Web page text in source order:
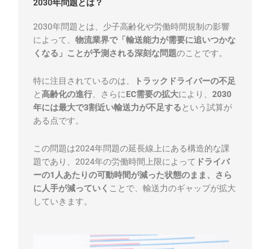
2030年問題とは？
2030年問題とは、少子高齢化や労働時間規制の影響
によって、 物流業界で「輸送能力が需要に追いつかな
くなる」ことが予測される深刻な問題のことです。
特に注目されているのは、
トラックドライバーの不足
と高齢化の進行、さらにEC需要の拡大により、 2030
年には最大で3割近い輸送力が不足するという試算が
ある点です。
この問題は2024年問題の延長線上にある構造的な課
題であり、2024年の労働時間上限によって ドライバ
ーの1人あたりの可動時間が減った状態のまま、さら
に人手が減っていく ことで、輸送力のギャップが拡大
していきます。